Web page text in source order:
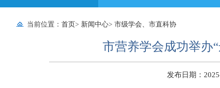
当前位置： 首页> 新闻中心> 市级学会、市直科协
市营养学会成功举办
发布日期：